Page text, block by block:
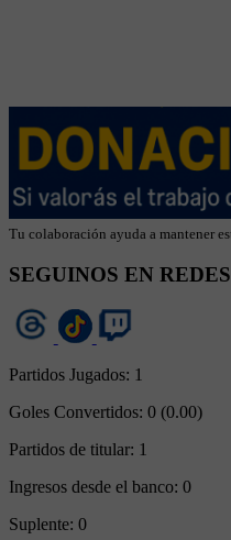
Tu colaboración ayuda a mantener
SEGUINOS EN
Partidos Jugados: 1
Goles Convertidos: 0 (0.00)
Partidos de titular: 1
Ingresos desde el banco: 0
Suplente: 0